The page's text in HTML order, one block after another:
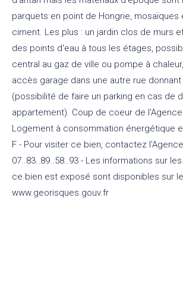
parquets en point de Hongrie, mosaïques
ciment. Les plus : un jardin clos de murs et
des points d'eau à tous les étages,
central au gaz de ville ou pompe à
accès garage dans une autre rue
(possibilité de faire un parking en cas de
appartement). Coup de coeur de
Logement à consommation énergétique
F - Pour visiter ce bien, contactez
07..83..89..58..93 - Les informations sur
ce bien est exposé sont disponibles sur
www.georisques.gouv.fr